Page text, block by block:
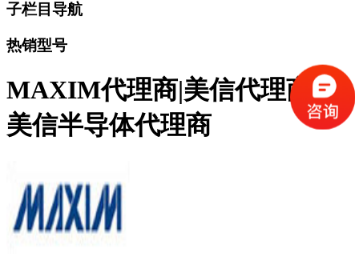
子栏目导航
热销型号
MAXIM代理商|美信代理商丨
美信半导体代理商